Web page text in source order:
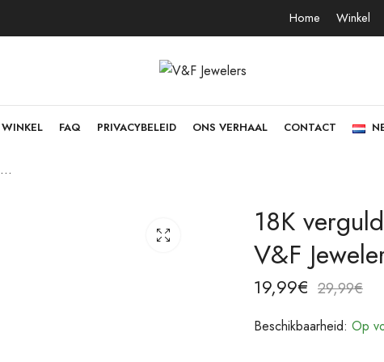
Home Winkel
WINKEL FAQ PRIVACYBELEID ONS VERHAAL CONTACT
18K vergulde roestvrijstalen oorbellen van V&F Jewelers
18K
V&F
19,99€ 29,99€
Beschikbaarheid: Op